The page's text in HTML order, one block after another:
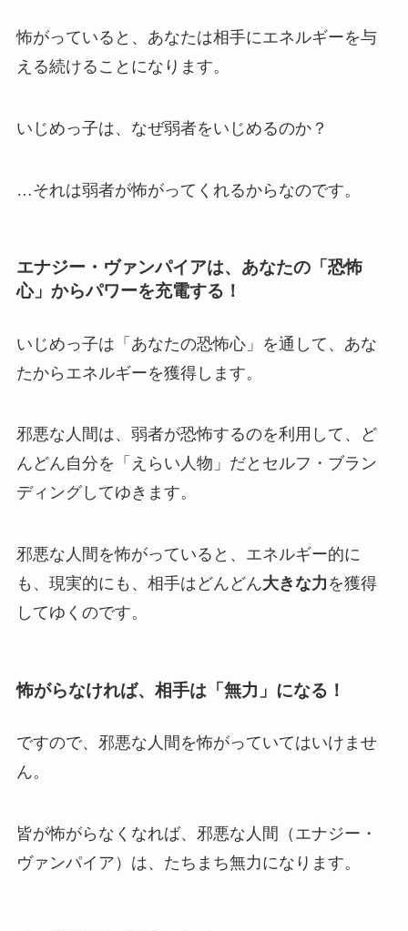
怖がっていると、あなたは相手にエネルギーを与
える続ける ことになります。
いじめっ子は、なぜ弱者をいじめるのか？
…それは弱者が怖がってくれるから なのです。
エナジー・ヴァンパイアは、あなたの「恐怖
心」からパワーを充電する！
いじめっ子は「あなたの恐怖心」を通して、あな
たからエネルギーを獲得します。
邪悪な人間は、弱者が恐怖するのを利用して、ど
んどん自分を「えらい人物」だと セルフ・ブラン
ディングしてゆきます。
邪悪な人間を怖がっていると、エネルギー的に
も、現実的にも、相手はどんどん大きな力 を獲得
してゆくのです。
怖がらなければ、相手は「無力」になる！
ですので、邪悪な人間を怖がっていてはいけませ
ん。
皆が怖がらなくなれば、邪悪な人間（エナジー・
ヴァンパイア）は、たちまち無力になります。